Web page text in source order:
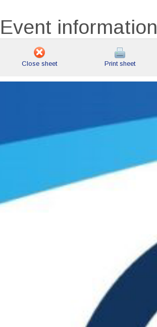
Event information
Close sheet Print sheet